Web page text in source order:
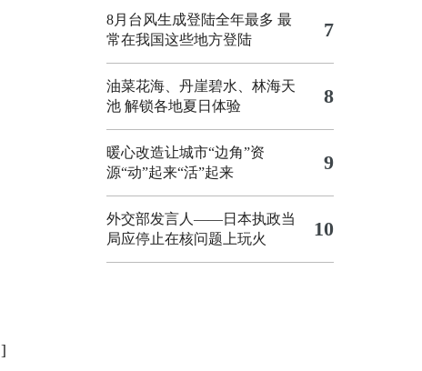
]
8月台风生成登陆全年最多 最
常在我国这些地方登陆
7
油菜花海、丹崖碧水、林海天
池 解锁各地夏日体验
8
暖心改造让城市“边角”资
源“动”起来“活”起来
9
外交部发言人——日本执政当
局应停止在核问题上玩火
10